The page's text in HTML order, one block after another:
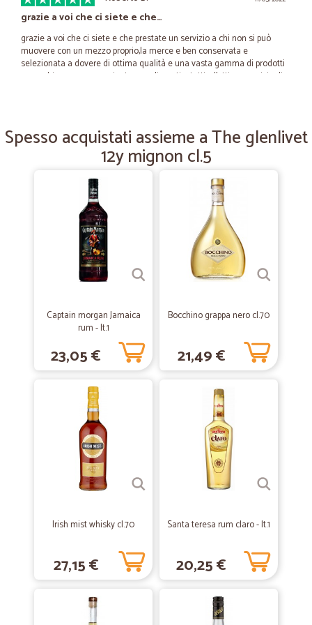
grazie a voi che ci siete e che…
grazie a voi che ci siete e che prestate un servizio a chi non si può
muovere con un mezzo proprio,la merce e ben conservata e
selezionata a dovere di ottima qualità e una vasta gamma di prodotti
a marchio, non manca niente,complimenti a tutti x l'ottimo servizio di
—Doyma patricia G.
Ho già comprato varie volte e mi sono…
Ho già comprato varie volte e mi sono trovata bene, imballaggio
sicuro, personale a disposizione per chiarimenti, merce di buona
—
Venditore Top
05/02/2021
Fabrizio C.
Ottimi prezzi consegna veloce
Ottimi prezzi consegna veloce
—Arianna L.
Professionale ed efficiente
Usato il sito Cicalia per la prima volta e sono soddisfatta. L'ordine
facile da fare e la consegna avvenuta nel giorno promesso. Le
Cicalia 3-4 volte al mese.
29/04/2020
Laura B.
Perfetta e veloce, bravissimi davvero
Spesso acquistati assieme a The glenlivet
12y mignon cl.5
Captain morgan Jamaica
rum - lt.1
23,05 €
Bocchino grappa nero cl.70
21,49 €
Irish mist whisky cl.70
27,15 €
Santa teresa rum claro - lt.1
20,25 €